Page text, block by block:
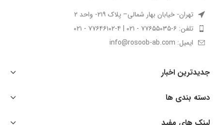
تهران- خیابان بهار شمالی– پلاک ۲۱۹- واحد ۲
تلفن: ۶-۷۷۶۵۵۰۳۵ - ۰۲۱ | ۴-۷۷۶۴۶۱۰۲ - ۰۲۱
ایمیل: info@rosoob-ab.com
جدیدترین اخبار
دسته بندی ها
لینک های مفید